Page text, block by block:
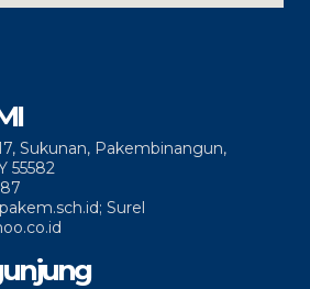
Sukunan, Pakembinangun,
55582
Surel